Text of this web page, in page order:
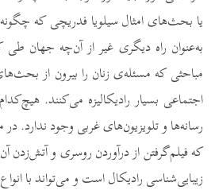
به‌عنوان راه دیگری غیر از آن‌چه جهان
مباحثی که مسئله‌ی زنان را بیرون از
اجتماعی بسیار رادیکالیزه می‌کنند.
رسانه‌ها و تلویزیون‌های غربی وجود ندارد.
که فیلم‌گرفتن از درآوردن روسری و
زیبایی‌شناسی رادیکال است و می‌تواند با